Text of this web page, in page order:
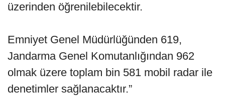
üzerinden öğrenilebilecektir.
Emniyet Genel Müdürlüğünden 619,
Jandarma Genel Komutanlığından 962
olmak üzere toplam bin 581 mobil radar ile
denetimler sağlanacaktır.”